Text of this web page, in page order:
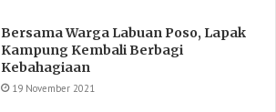
Bersama Warga Labuan Poso, Lapak
Kampung Kembali Berbagi
Kebahagiaan
19 November 2021